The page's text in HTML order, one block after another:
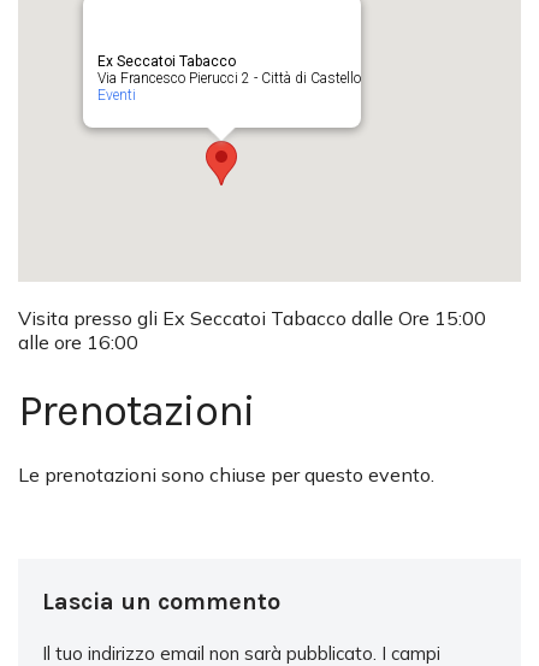
Ex Seccatoi Tabacco
Via Francesco Pierucci 2 - Città di Castello
Eventi
Visita presso gli Ex Seccatoi Tabacco dalle Ore 15:00
alle ore 16:00
Prenotazioni
Le prenotazioni sono chiuse per questo evento.
Lascia un commento
Il tuo indirizzo email non sarà pubblicato. I campi